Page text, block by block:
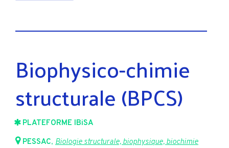
Biophysico-chimie
structurale (BPCS)
PLATEFORME IBiSA
PESSAC, Biologie structurale, biophysique, biochimie